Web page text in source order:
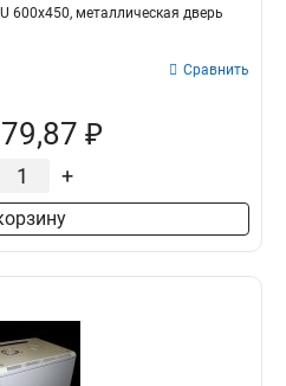
600x450, металлическая дверь
Сравнить
₽
+